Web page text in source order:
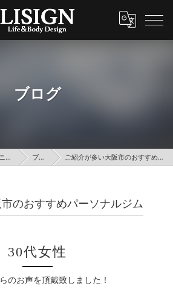
ブログ
大阪のパーソナルトレーニングはLISIGN ブログ ご紹介が多い大阪市のおすすめパーソナルジム
のおすすめパーソナルジム
のお声を頂戴致しました！
30代女性